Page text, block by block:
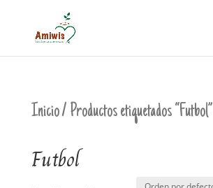
Inicio/ Productos etiquetados “Futbol”
Futbol